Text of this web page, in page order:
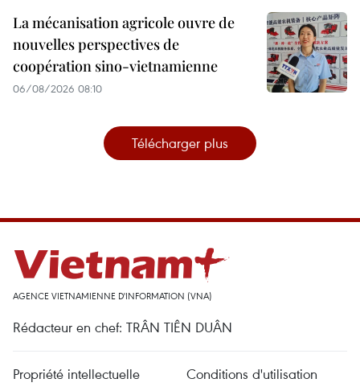
La mécanisation agricole ouvre de
nouvelles perspectives de
coopération sino-vietnamienne
06/08/2026 08:10
Télécharger plus
AGENCE VIETNAMIENNE D'INFORMATION (VNA)
Rédacteur en chef: TRÂN TIÊN DUÂN
Propriété intellectuelle Conditions d'utilisation